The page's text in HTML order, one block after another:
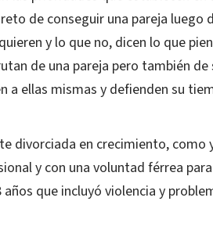
de conseguir una pareja luego
y lo que no, dicen lo que
de una pareja pero también
a ellas mismas y defienden su
divorciada en crecimiento, como
y con una voluntad férrea
que incluyó violencia y